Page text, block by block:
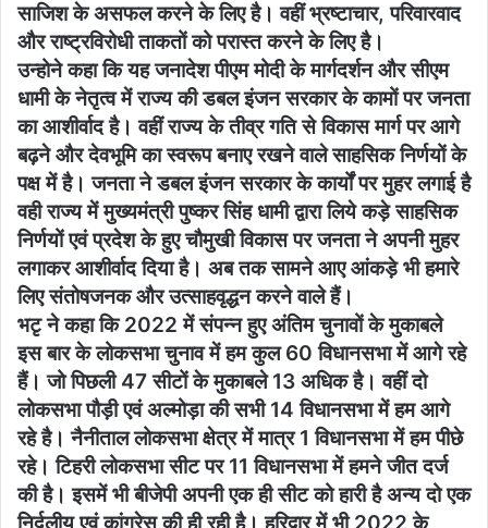
साजिश के असफल करने के लिए है। वहीं भ्रष्टाचार, परिवारवाद
और राष्ट्रविरोधी ताकतों को परास्त करने के लिए है।
उन्होने कहा कि यह जनादेश पीएम मोदी के मार्गदर्शन और सीएम
धामी के नेतृत्व में राज्य की डबल इंजन सरकार के कामों पर जनता
का आशीर्वाद है। वहीं राज्य के तीव्र गति से विकास मार्ग पर आगे
बढ़ने और देवभूमि का स्वरूप बनाए रखने वाले साहसिक निर्णयों के
पक्ष में है। जनता ने डबल इंजन सरकार के कार्यों पर मुहर लगाई है
वही राज्य में मुख्यमंत्री पुष्कर सिंह धामी द्वारा लिये कड़े साहसिक
निर्णयों एवं प्रदेश के हुए चौमुखी विकास पर जनता ने अपनी मुहर
लगाकर आशीर्वाद दिया है। अब तक सामने आए आंकड़े भी हमारे
लिए संतोषजनक और उत्साहवृद्धन करने वाले हैं।
भटृ ने कहा कि 2022 में संपन्न हुए अंतिम चुनावों के मुकाबले
इस बार के लोकसभा चुनाव में हम कुल 60 विधानसभा में आगे रहे
हैं। जो पिछली 47 सीटों के मुकाबले 13 अधिक है। वहीं दो
लोकसभा पौड़ी एवं अल्मोड़ा की सभी 14 विधानसभा में हम आगे
रहे है। नैनीताल लोकसभा क्षेत्र में मात्र 1 विधानसभा में हम पीछे
रहे। टिहरी लोकसभा सीट पर 11 विधानसभा में हमने जीत दर्ज
की है। इसमें भी बीजेपी अपनी एक ही सीट को हारी है अन्य दो एक